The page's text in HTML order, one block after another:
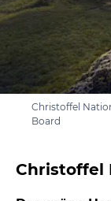
Christoffel
Board
Christoffel